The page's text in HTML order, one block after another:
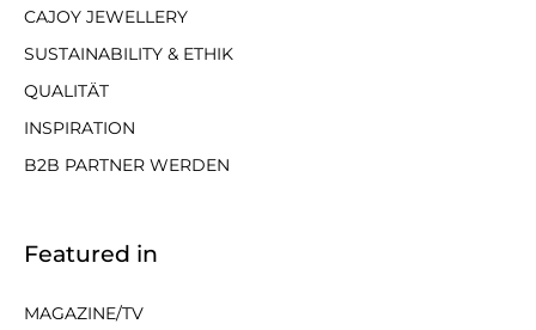
CAJOY JEWELLERY
SUSTAINABILITY & ETHIK
QUALITÄT
INSPIRATION
B2B PARTNER WERDEN
Featured in
MAGAZINE/TV